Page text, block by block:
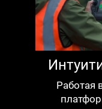
Работая